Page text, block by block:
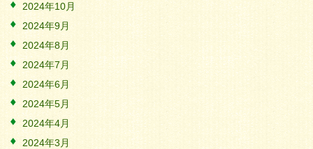
2024年10月
2024年9月
2024年8月
2024年7月
2024年6月
2024年5月
2024年4月
2024年3月